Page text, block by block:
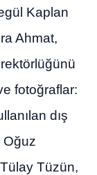
Kaplan
Ahmat,
fotoğraflar:
dış
Oğuz
Tüzün,